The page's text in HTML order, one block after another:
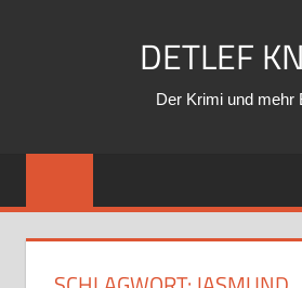
DETLEF
Der Krimi und mehr